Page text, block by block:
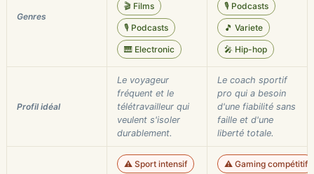
Genres
🎬 Films
🎙️ Podcasts
🎹 Electronic
🎙️ Podcasts
🎵 Variete
🎤 Hip-hop
Profil idéal
Le voyageur
fréquent et le
télétravailleur qui
veulent s'isoler
durablement.
Le coach sportif
pro qui a besoin
d'une fiabilité sans
faille et d'une
liberté totale.
⚠️ Sport intensif ⚠️ Gaming compétitif